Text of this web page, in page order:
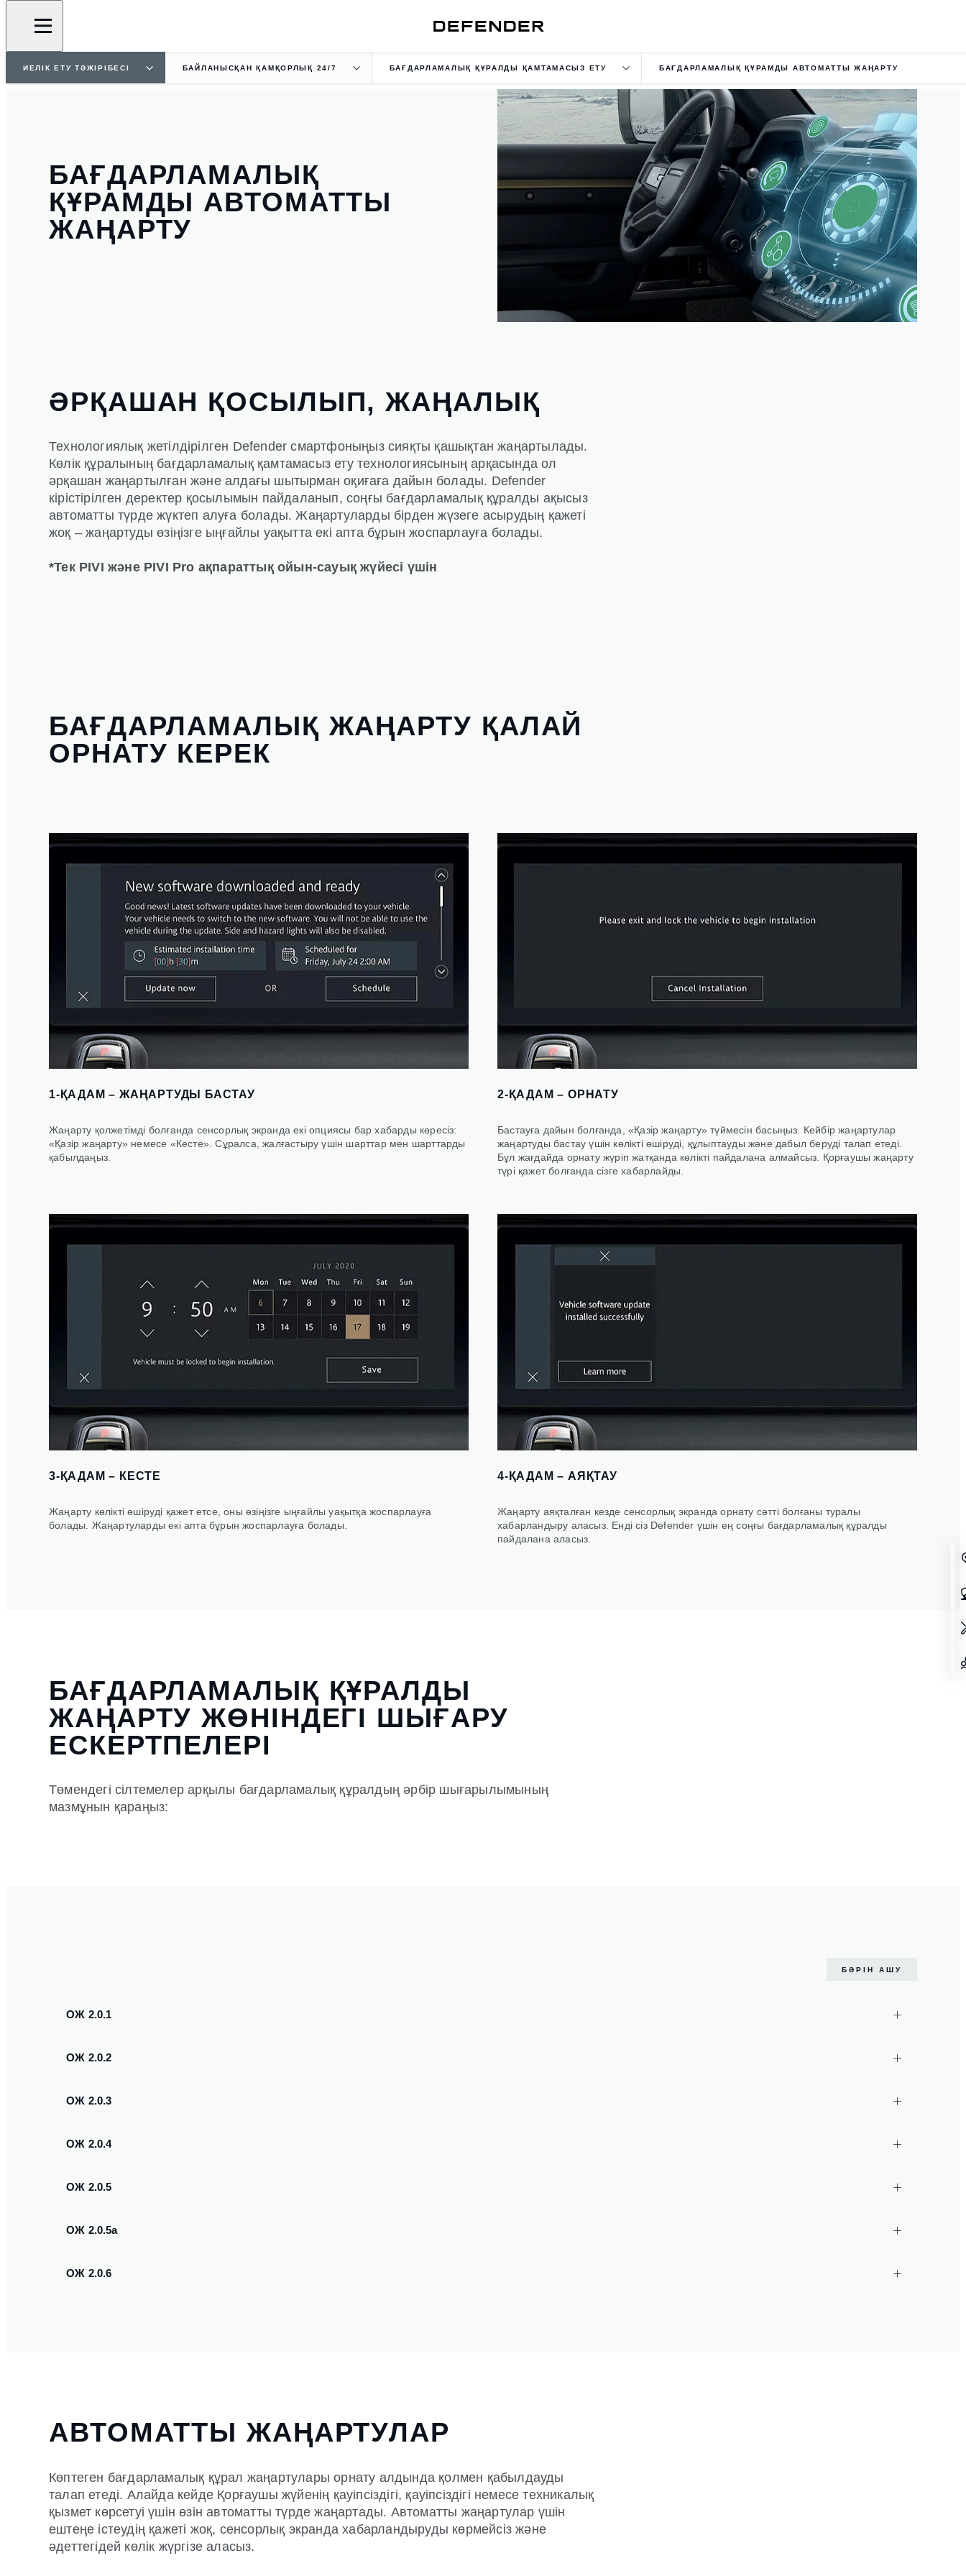
ИЕЛІК ЕТУ ТӘЖІРІБЕСІ БАЙЛАНЫСҚАН ҚАМҚОРЛЫҚ 24/7 БАҒДАРЛАМАЛЫҚ ҚҰРАЛДЫ ҚАМТАМАСЫЗ ЕТУ БАҒДАРЛАМАЛЫҚ ҚҰРАМДЫ АВТОМАТТЫ ЖАҢАРТУ
БАҒДАРЛАМАЛЫҚ
ҚҰРАМДЫ АВТОМАТТЫ
ЖАҢАРТУ
ӘРҚАШАН ҚОСЫЛЫП, ЖАҢАЛЫҚ
Технологиялық жетілдірілген Defender смартфоныңыз сияқты қашықтан жаңартылады.
Көлік құралының бағдарламалық қамтамасыз ету технологиясының арқасында ол
әрқашан жаңартылған және алдағы шытырман оқиғаға дайын болады. Defender
кірістірілген деректер қосылымын пайдаланып, соңғы бағдарламалық құралды ақысыз
автоматты түрде жүктеп алуға болады. Жаңартуларды бірден жүзеге асырудың қажеті
жоқ – жаңартуды өзіңізге ыңғайлы уақытта екі апта бұрын жоспарлауға болады.
*Тек PIVI және PIVI Pro ақпараттық ойын-сауық жүйесі үшін
БАҒДАРЛАМАЛЫҚ ЖАҢАРТУ ҚАЛАЙ
ОРНАТУ КЕРЕК
1-ҚАДАМ – ЖАҢАРТУДЫ БАСТАУ
Жаңарту қолжетімді болғанда сенсорлық экранда екі опциясы бар хабарды көресіз:
«Қазір жаңарту» немесе «Кесте». Сұралса, жалғастыру үшін шарттар мен шарттарды
қабылдаңыз.
2-ҚАДАМ – ОРНАТУ
Бастауға дайын болғанда, «Қазір жаңарту» түймесін басыңыз. Кейбір жаңартулар
жаңартуды бастау үшін көлікті өшіруді, құлыптауды және дабыл беруді талап етеді.
Бұл жағдайда орнату жүріп жатқанда көлікті пайдалана алмайсыз. Қорғаушы жаңарту
түрі қажет болғанда сізге хабарлайды.
3-ҚАДАМ – КЕСТЕ
Жаңарту көлікті өшіруді қажет етсе, оны өзіңізге ыңғайлы уақытқа жоспарлауға
болады. Жаңартуларды екі апта бұрын жоспарлауға болады.
4-ҚАДАМ – АЯҚТАУ
Жаңарту аяқталған кезде сенсорлық экранда орнату сәтті болғаны туралы
хабарландыру аласыз. Енді сіз Defender үшін ең соңғы бағдарламалық құралды
пайдалана аласыз.
БАҒДАРЛАМАЛЫҚ ҚҰРАЛДЫ
ЖАҢАРТУ ЖӨНІНДЕГІ ШЫҒАРУ
ЕСКЕРТПЕЛЕРІ
Төмендегі сілтемелер арқылы бағдарламалық құралдың әрбір шығарылымының
мазмұнын қараңыз:
БӘРІН АШУ
ОЖ 2.0.1
ОЖ 2.0.2
ОЖ 2.0.3
ОЖ 2.0.4
ОЖ 2.0.5
ОЖ 2.0.5a
ОЖ 2.0.6
АВТОМАТТЫ ЖАҢАРТУЛАР
Көптеген бағдарламалық құрал жаңартулары орнату алдында қолмен қабылдауды
талап етеді. Алайда кейде Қорғаушы жүйенің қауіпсіздігі, қауіпсіздігі немесе техникалық
қызмет көрсетуі үшін өзін автоматты түрде жаңартады. Автоматты жаңартулар үшін
ештеңе істеудің қажеті жоқ, сенсорлық экранда хабарландыруды көрмейсіз және
әдеттегідей көлік жүргізе аласыз.